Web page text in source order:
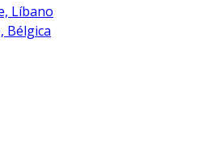
Líbano
Bélgica